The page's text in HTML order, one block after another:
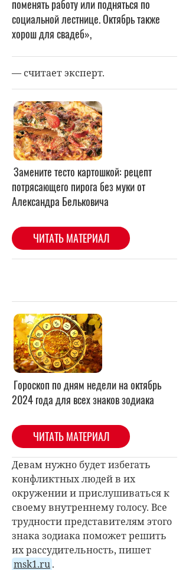
поменять работу или подняться по
социальной лестнице. Октябрь также
хорош для свадеб»,
— считает эксперт.
Гороскоп по дням недели на октябрь
2024 года для всех знаков зодиака
ЧИТАТЬ МАТЕРИАЛ
Девам нужно будет избегать
конфликтных людей в их
окружении и прислушиваться к
своему внутреннему голосу. Все
трудности представителям этого
знака зодиака поможет решить
их рассудительность, пишет
msk1.ru.